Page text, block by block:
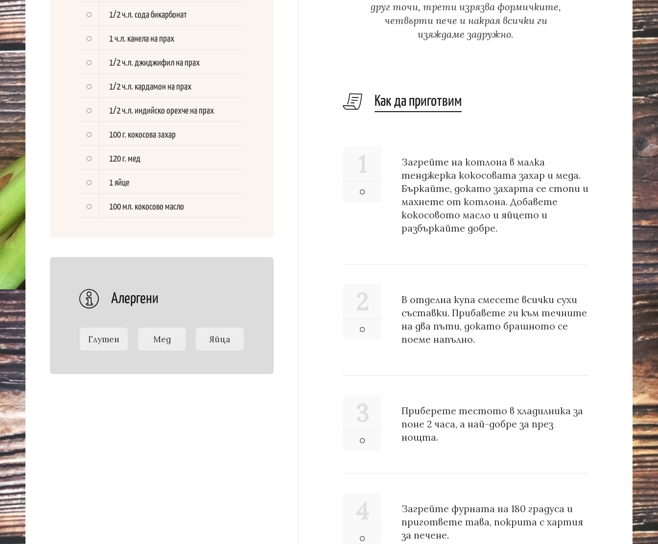
1/2 ч.л. сода бикарбонат
1 ч.л. канела на прах
1/2 ч.л. джиджифил на прах
1/2 ч.л. кардамон на прах
1/2 ч.л. индийско орехче на прах
100 г. кокосова захар
120 г. мед
1 яйце
100 мл. кокосово масло
Алергени
Глутен Мед Яйца
друг точи, трети изрязва формичките,
четвърти пече и накрая всички ги
изяждаме задружно.
Как да приготвим
1
Загрейте на котлона в малка
тенджерка кокосовата захар и меда.
Бъркайте, докато захарта се стопи и
махнете от котлона. Добавете
кокосовото масло и яйцето и
разбъркайте добре.
2
В отделна купа смесете всички сухи
съставки. Прибавете ги към течните
на два пъти, докато брашното се
поеме напълно.
3
Приберете тестото в хладилника за
поне 2 часа, а най-добре за през
нощта.
4
Загрейте фурната на 180 градуса и
пригответе тава, покрита с хартия
за печене.